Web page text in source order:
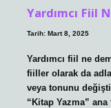
Yardımcı Fiil
Tarih: Mart 8, 2025
Yardımcı fiil ne
fiiller olarak da
veya tonunu
“Kitap Yazma”